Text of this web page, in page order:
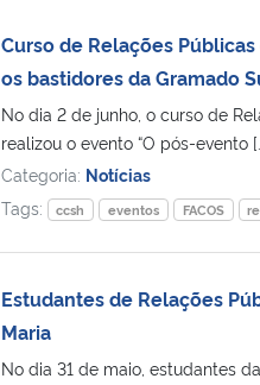
Curso de Relações
os bastidores da Gramado
No dia 2 de junho, o curso de
realizou o evento “O pós-evento
Categoria: Notícias
Tags:
ccsh eventos FACOS
Estudantes de Relações
Maria
No dia 31 de maio, estudantes